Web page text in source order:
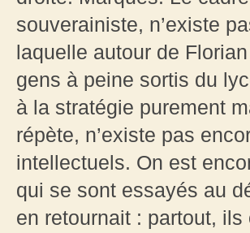
souverainiste, n’existe
laquelle autour de
gens à peine sortis du
à la stratégie purement
répète, n’existe pas
intellectuels. On est
qui se sont essayés au
en retournait : partout,